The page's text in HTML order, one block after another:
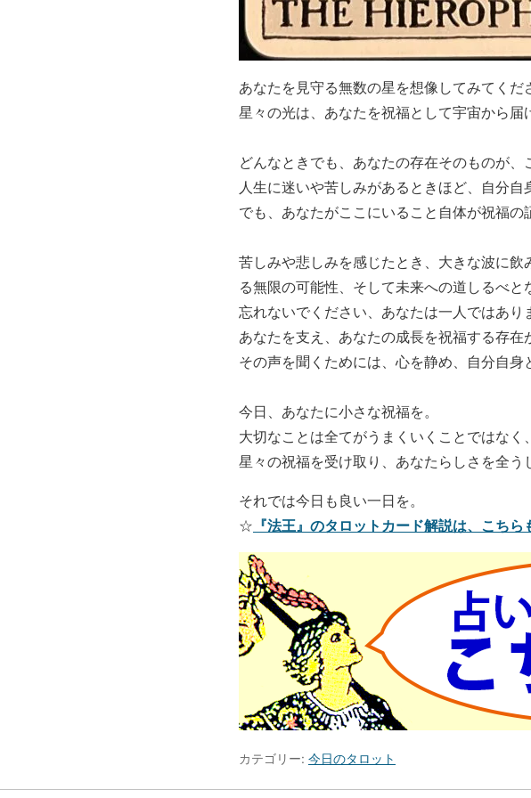
あなたを見守る無数の星を想像してみてくだ
星々の光は、あなたを祝福として宇宙から届
どんなときでも、あなたの存在そのものが
人生に迷いや苦しみがあるときほど、自分自
でも、あなたがここにいること自体が祝福の
苦しみや悲しみを感じたとき、大きな波に
る無限の可能性、そして未来への道しるべと
忘れないでください、あなたは一人ではあり
あなたを支え、あなたの成長を祝福する存在
その声を聞くためには、心を静め、自分自身
今日、あなたに小さな祝福を。
大切なことは全てがうまくいくことではな
星々の祝福を受け取り、あなたらしさを全う
それでは今日も良い一日を。
☆ 『法王』のタロットカード解説は、こちら
カテゴリー: 今日のタロット